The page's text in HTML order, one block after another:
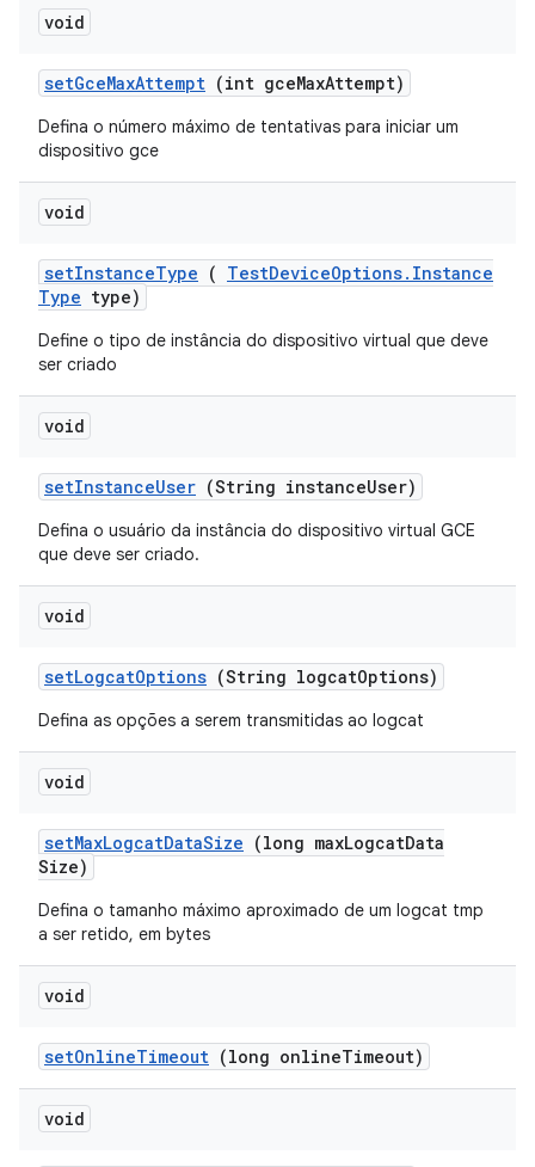
void
setGceMaxAttempt (int gceMaxAttempt)
Defina o número máximo de tentativas para iniciar um
dispositivo gce
void
setInstanceType ( TestDeviceOptions. Instance
Type type)
Define o tipo de instância do dispositivo virtual que deve
ser criado
void
setInstanceUser (String instanceUser)
Defina o usuário da instância do dispositivo virtual GCE
que deve ser criado.
void
setLogcatOptions (String logcatOptions)
Defina as opções a serem transmitidas ao logcat
void
setMaxLogcatDataSize (long maxLogcatData
Size)
Defina o tamanho máximo aproximado de um logcat tmp
a ser retido, em bytes
void
setOnlineTimeout (long onlineTimeout)
void